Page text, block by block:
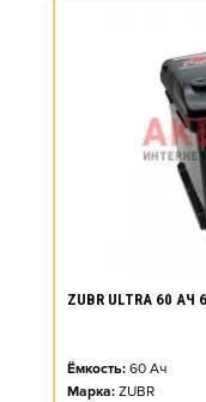
ZUBR ULTRA 60
Ёмкость: 60 Ач
Марка: ZUBR